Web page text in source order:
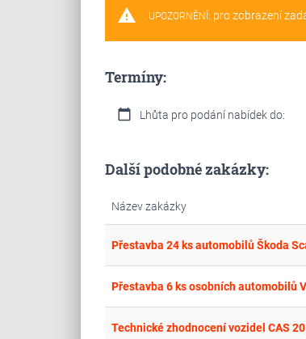
warning UPOZORNĚNÍ: pro zobrazení
Termíny:
calendar_today Lhůta pro podání nabídek do:
Další podobné zakázky:
Název zakázky
Přestavba 24 ks automobilů Škoda
Přestavba 6 ks osobních automobilů
Technické zhodnocení vozidel CAS